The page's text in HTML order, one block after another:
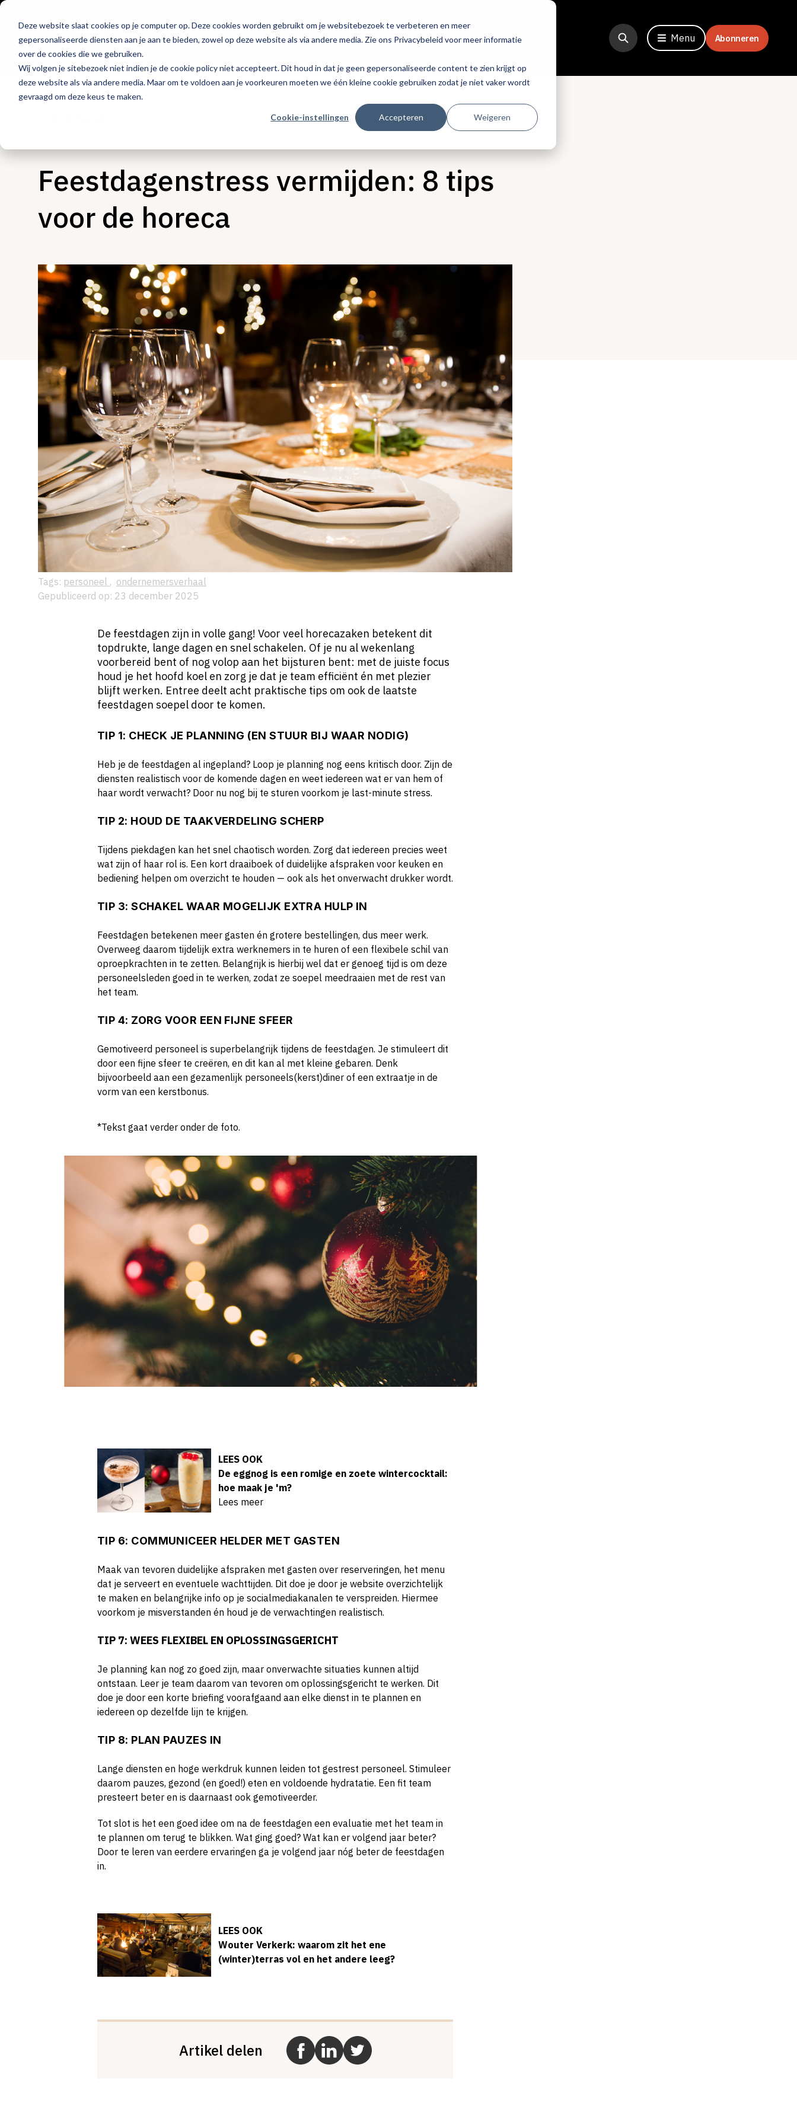
Deze website slaat cookies op je computer op. Deze cookies worden gebruikt om je websitebezoek te verbeteren en meer
gepersonaliseerde diensten aan je aan te bieden, zowel op deze website als via andere media. Zie ons Privacybeleid voor meer informatie
over de cookies die we gebruiken.
Wij volgen je sitebezoek niet indien je de cookie policy niet accepteert. Dit houd in dat je geen gepersonaliseerde content te zien krijgt op
deze website als via andere media. Maar om te voldoen aan je voorkeuren moeten we één kleine cookie gebruiken zodat je niet vaker wordt
gevraagd om deze keus te maken.
Cookie-instellingen Accepteren Weigeren
Hét platform voor
de horeca
Menu Abonneren
Feestdagenstress vermijden: 8 tips
voor de horeca
Tags: personeel , ondernemersverhaal
Gepubliceerd op: 23 december 2025
De feestdagen zijn in volle gang! Voor veel horecazaken betekent dit
topdrukte, lange dagen en snel schakelen. Of je nu al wekenlang
voorbereid bent of nog volop aan het bijsturen bent: met de juiste focus
houd je het hoofd koel en zorg je dat je team efficiënt én met plezier
blijft werken. Entree deelt acht praktische tips om ook de laatste
feestdagen soepel door te komen.
TIP 1: CHECK JE PLANNING (EN STUUR BIJ WAAR NODIG)
Heb je de feestdagen al ingepland? Loop je planning nog eens kritisch door. Zijn de
diensten realistisch voor de komende dagen en weet iedereen wat er van hem of
haar wordt verwacht? Door nu nog bij te sturen voorkom je last-minute stress.
TIP 2: HOUD DE TAAKVERDELING SCHERP
Tijdens piekdagen kan het snel chaotisch worden. Zorg dat iedereen precies weet
wat zijn of haar rol is. Een kort draaiboek of duidelijke afspraken voor keuken en
bediening helpen om overzicht te houden — ook als het onverwacht drukker wordt.
TIP 3: SCHAKEL WAAR MOGELIJK EXTRA HULP IN
Feestdagen betekenen meer gasten én grotere bestellingen, dus meer werk.
Overweeg daarom tijdelijk extra werknemers in te huren of een flexibele schil van
oproepkrachten in te zetten. Belangrijk is hierbij wel dat er genoeg tijd is om deze
personeelsleden goed in te werken, zodat ze soepel meedraaien met de rest van
het team.
TIP 4: ZORG VOOR EEN FIJNE SFEER
Gemotiveerd personeel is superbelangrijk tijdens de feestdagen. Je stimuleert dit
door een fijne sfeer te creëren, en dit kan al met kleine gebaren. Denk
bijvoorbeeld aan een gezamenlijk personeels(kerst)diner of een extraatje in de
vorm van een kerstbonus.
*Tekst gaat verder onder de foto.
LEES OOK
De eggnog is een romige en zoete wintercocktail:
hoe maak je 'm?
Lees meer
TIP 6: COMMUNICEER HELDER MET GASTEN
Maak van tevoren duidelijke afspraken met gasten over reserveringen, het menu
dat je serveert en eventuele wachttijden. Dit doe je door je website overzichtelijk
te maken en belangrijke info op je socialmediakanalen te verspreiden. Hiermee
voorkom je misverstanden én houd je de verwachtingen realistisch.
TIP 7: WEES FLEXIBEL EN OPLOSSINGSGERICHT
Je planning kan nog zo goed zijn, maar onverwachte situaties kunnen altijd
ontstaan. Leer je team daarom van tevoren om oplossingsgericht te werken. Dit
doe je door een korte briefing voorafgaand aan elke dienst in te plannen en
iedereen op dezelfde lijn te krijgen.
TIP 8: PLAN PAUZES IN
Lange diensten en hoge werkdruk kunnen leiden tot gestrest personeel. Stimuleer
daarom pauzes, gezond (en goed!) eten en voldoende hydratatie. Een fit team
presteert beter en is daarnaast ook gemotiveerder.
Tot slot is het een goed idee om na de feestdagen een evaluatie met het team in
te plannen om terug te blikken. Wat ging goed? Wat kan er volgend jaar beter?
Door te leren van eerdere ervaringen ga je volgend jaar nóg beter de feestdagen
in.
LEES OOK
Wouter Verkerk: waarom zit het ene
(winter)terras vol en het andere leeg?
Artikel delen